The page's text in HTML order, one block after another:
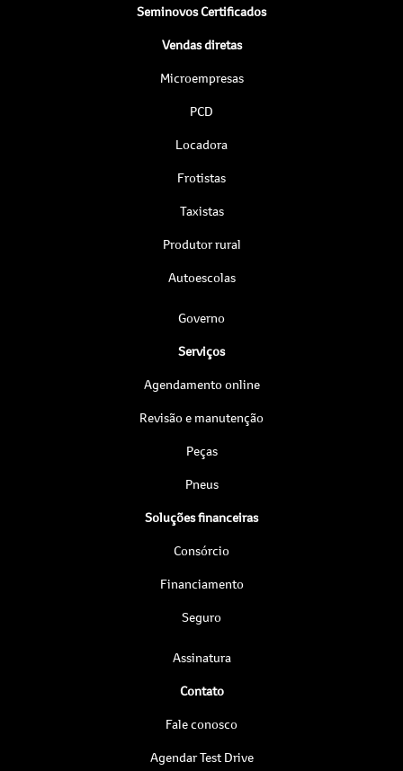
Seminovos Certificados
Vendas diretas
Microempresas
PCD
Locadora
Frotistas
Taxistas
Produtor rural
Autoescolas
Governo
Serviços
Agendamento online
Revisão e manutenção
Peças
Pneus
Soluções financeiras
Consórcio
Financiamento
Seguro
Assinatura
Contato
Fale conosco
Agendar Test Drive